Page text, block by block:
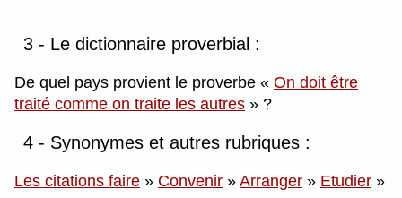
3 - Le dictionnaire proverbial :
De quel pays provient le proverbe
On doit être
traité comme on traite les autres
?
4 - Synonymes et autres rubriques :
Les citations faire » Convenir » Arranger » Etudier »